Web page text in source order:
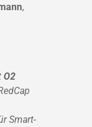
,
O2
Smart-